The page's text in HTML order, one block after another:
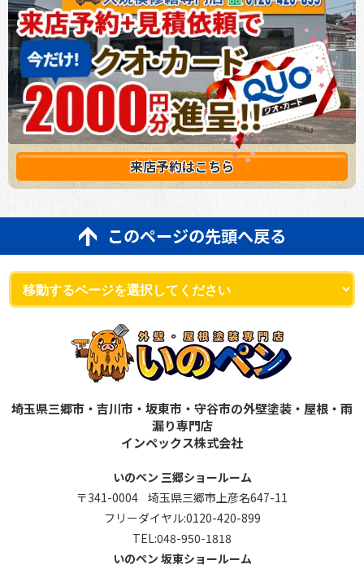
来店予約はこちら
このページの先頭へ戻る
埼玉県三郷市・吉川市・坂東市・守谷市の外壁塗装・屋根・雨
漏り専門店
インペックス株式会社
いのペン 三郷ショールーム
〒341-0004 埼玉県三郷市上彦名647-11
フリーダイヤル:0120-420-899
TEL:048-950-1818
いのペン 坂東ショールーム